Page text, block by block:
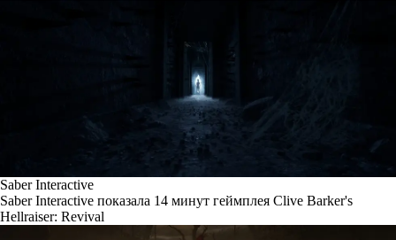
Saber Interactive
Saber Interactive показала 14 минут геймплея Clive Barker's
Hellraiser: Revival